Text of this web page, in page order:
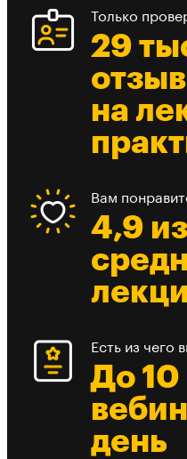
Только
29
на
Вам
4,9
Есть из чего
До 10
день